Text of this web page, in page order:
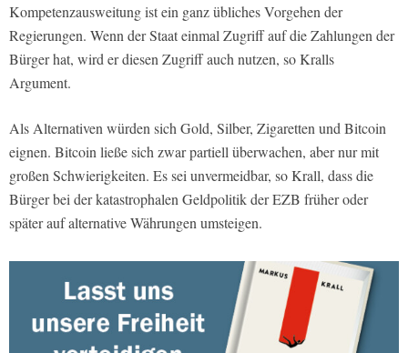
Kompetenzausweitung ist ein ganz übliches Vorgehen der
Regierungen. Wenn der Staat einmal Zugriff auf die Zahlungen der
Bürger hat, wird er diesen Zugriff auch nutzen, so Kralls
Argument.
Als Alternativen würden sich Gold, Silber, Zigaretten und Bitcoin
eignen. Bitcoin ließe sich zwar partiell überwachen, aber nur mit
großen Schwierigkeiten. Es sei unvermeidbar, so Krall, dass die
Bürger bei der katastrophalen Geldpolitik der EZB früher oder
später auf alternative Währungen umsteigen.